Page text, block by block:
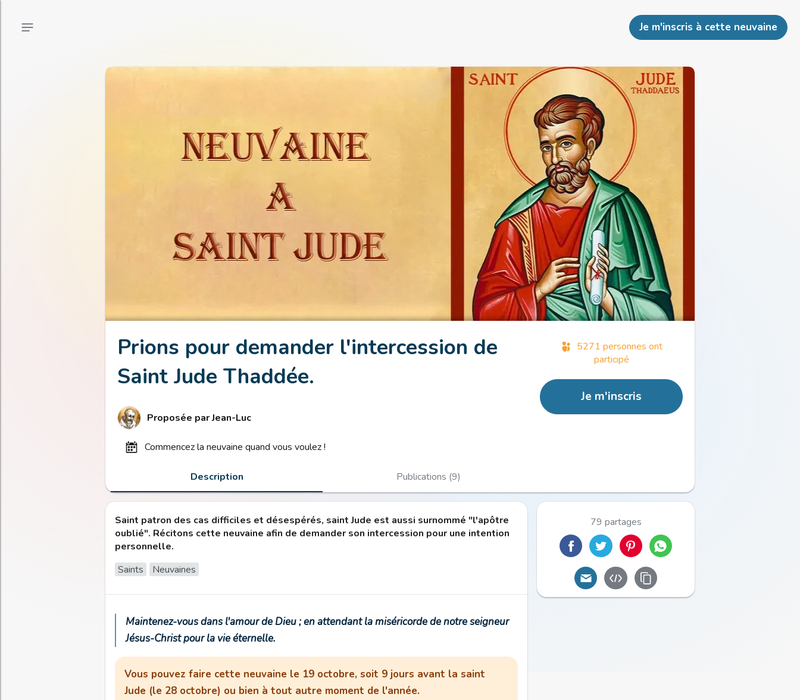
Je m'inscris à cette neuvaine
Prions pour demander l'intercession de
Saint Jude Thaddée.
Proposée parJean-Luc
commencez la neuvaine quand vous voulez !
Description Publications (9)
5271 personnes ont
participé
Je m'inscris
Saint patron des cas difficiles et désespérés, saint Jude est aussi surnommé "l'apôtre
oublié". Récitons cette neuvaine afin de demander son intercession pour une intention
personnelle.
Saints
Neuvaines
Maintenez-vous dans l'amour de Dieu ; en attendant la miséricorde de notre seigneur
Jésus-Christ pour la vie éternelle.
Vous pouvez faire cette neuvaine le 19 octobre, soit 9 jours avant la saint
Jude (le 28 octobre) ou bien à tout autre moment de l'année.
79 partages